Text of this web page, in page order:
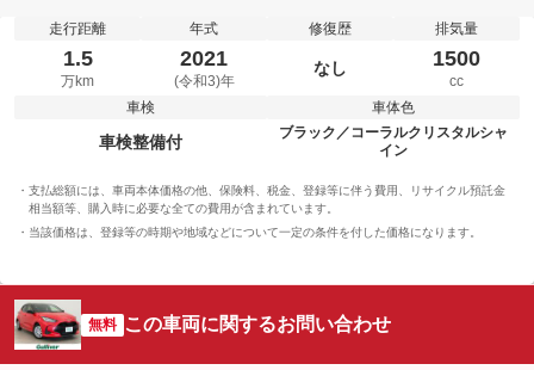
走行距離
1.5
万km
年式
2021
(令和3)年
修復歴
なし
排気量
1500
cc
車検
車検整備付
車体色
ブラック／コーラルクリスタルシャ
イン
支払総額には、車両本体価格の他、保険料、税金、登録等に伴う費用、リサイクル預託金
相当額等、購入時に必要な全ての費用が含まれています。
当該価格は、登録等の時期や地域などについて一定の条件を付した価格になります。
無料 この車両に関するお問い合わせ